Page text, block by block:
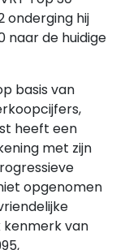
onderging hij
naar de huidige
basis van
heeft een
met zijn
opgenomen
kenmerk van